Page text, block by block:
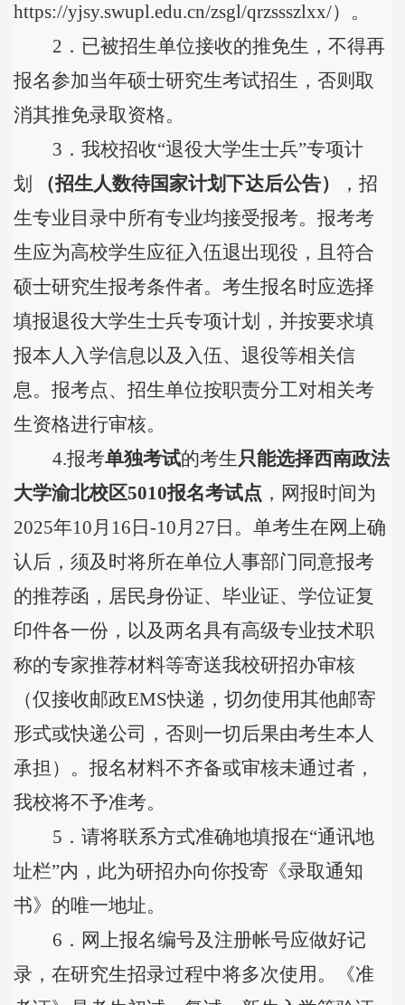
https://yjsy.swupl.edu.cn/zsgl/qrzssszlxx/）。
2 ．已被招生单位接收的推免生，不得再
报名参加当年硕士研究生考试招生，否则取
消其推免录取资格。
3 ．我校招收“退役大学生士兵”专项计
划
（招生人数待国家计划下达后公告）
，招
生专业目录中所有专业均接受报考。报考考
生应为高校学生应征入伍退出现役，且符合
硕士研究生报考条件者。考生报名时应选择
填报退役大学生士兵专项计划，并按要求填
报本人入学信息以及入伍、退役等相关信
息。报考点、招生单位按职责分工对相关考
生资格进行审核。
4.报考单独考试的考生只能选择西南政法
大学渝北校区5010报名考试点 ，网报时间为
2025年10月 16 日 -10月 27 日。单考生在网上确
认后，须及时将所在单位人事部门同意报考
的推荐函，居民身份证、毕业证、学位证复
印件各一份，以及两名具有高级专业技术职
称的专家推荐材料等寄送我校研招办审核
（仅接收邮政EMS快递，切勿使用其他邮寄
形式或快递公司，否则一切后果由考生本人
承担）。报名材料不齐备或审核未通过者，
我校将不予准考。
5 ．请将联系方式准确地填报在“通讯地
址栏”内，此为研招办向你投寄《录取通知
书》的唯一地址。
6 ．网上报名编号及注册帐号应做好记
录，在研究生招录过程中将多次使用。《准